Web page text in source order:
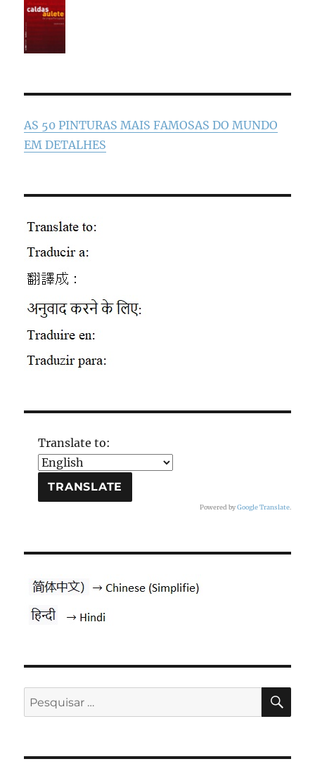
AS 50 PINTURAS MAIS FAMOSAS DO MUNDO
EM DETALHES
Translate to:
Powered byGoogle Translate.
Pesquisar
por: